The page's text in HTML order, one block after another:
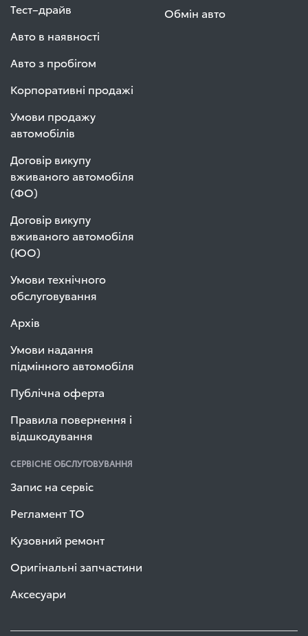
Тест–драйв
Авто в наявності
Авто з пробігом
Корпоративні продажі
Умови продажу
автомобілів
Договір викупу
вживаного автомобіля
(ФО)
Договір викупу
вживаного автомобіля
(ЮО)
Умови технічного
обслуговування
Архів
Умови надання
підмінного автомобіля
Публічна оферта
Правила повернення і
відшкодування
Обмін авто
СЕРВІСНЕ ОБСЛУГОВУВАННЯ
Запис на сервіс
Регламент ТО
Кузовний ремонт
Оригінальні запчастини
Аксесуари